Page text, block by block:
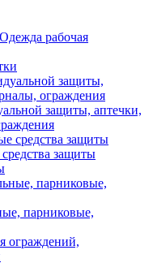
Одежда рабочая
защиты, аптечки,
защиты
парниковые,